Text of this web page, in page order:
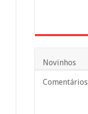
Novinhos
Comentários